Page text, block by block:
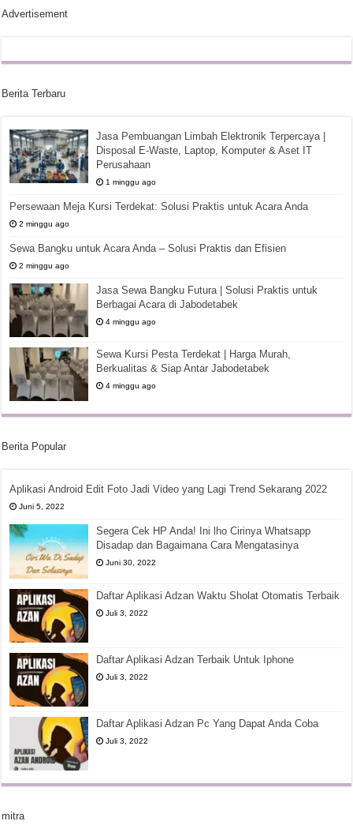
Advertisement
Berita Terbaru
Jasa Pembuangan Limbah Elektronik Terpercaya |
Disposal E-Waste, Laptop, Komputer & Aset IT
Perusahaan
1 minggu ago
Persewaan Meja Kursi Terdekat: Solusi Praktis untuk Acara Anda
2 minggu ago
Sewa Bangku untuk Acara Anda – Solusi Praktis dan Efisien
2 minggu ago
Jasa Sewa Bangku Futura | Solusi Praktis untuk
Berbagai Acara di Jabodetabek
4 minggu ago
Sewa Kursi Pesta Terdekat | Harga Murah,
Berkualitas & Siap Antar Jabodetabek
4 minggu ago
Berita Popular
Aplikasi Android Edit Foto Jadi Video yang Lagi Trend Sekarang 2022
Juni 5, 2022
Segera Cek HP Anda! Ini lho Cirinya Whatsapp
Disadap dan Bagaimana Cara Mengatasinya
Juni 30, 2022
Daftar Aplikasi Adzan Waktu Sholat Otomatis Terbaik
Juli 3, 2022
Daftar Aplikasi Adzan Terbaik Untuk Iphone
Juli 3, 2022
Daftar Aplikasi Adzan Pc Yang Dapat Anda Coba
Juli 3, 2022
mitra